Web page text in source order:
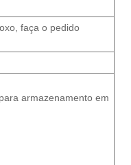
faça o pedido
armazenamento em